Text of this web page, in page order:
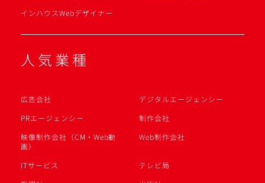
インハウスWebデザイナー
人気業種
広告会社
デジタルエージェンシー
PRエージェンシー
制作会社
映像制作会社（CM・Web動
画）
Web制作会社
ITサービス
テレビ局